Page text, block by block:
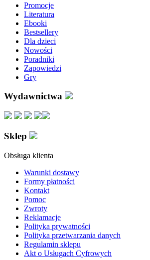
Promocje
Literatura
Ebooki
Bestsellery
Dla dzieci
Nowości
Poradniki
Zapowiedzi
Gry
Wydawnictwa
Sklep
Obsługa klienta
Warunki dostawy
Formy płatności
Kontakt
Pomoc
Zwroty
Reklamacje
Polityka prywatności
Polityka przetwarzania danych
Regulamin sklepu
Akt o Usługach Cyfrowych